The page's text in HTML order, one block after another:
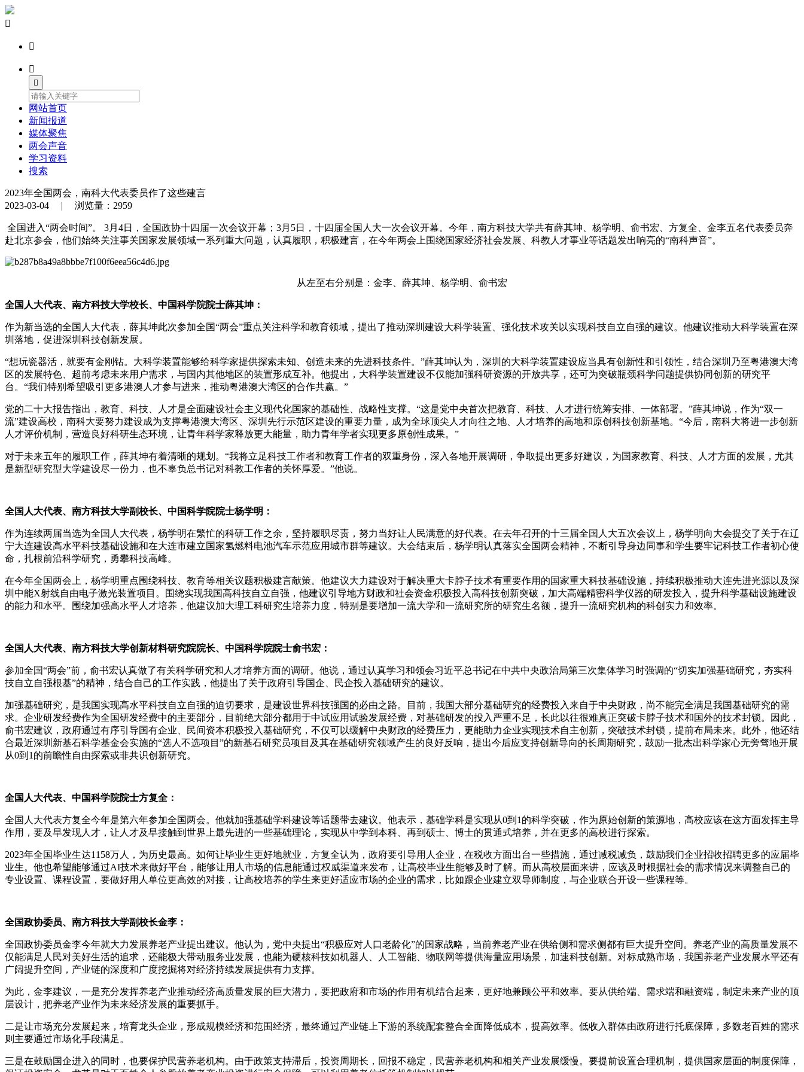




网站首页
新闻报道
媒体聚焦
两会声音
学习资料
搜索
2023年全国两会，南科大代表委员作了这些建言
2023-03-04 | 浏览量：2959
全国进入“两会时间”。 3月4日，全国政协十四届一次会议开幕；3月5日，十四届全国人大一次会议开幕。今年，南方科技大学共有薛其坤、杨学明、俞书宏、方复全、金李五名代表委员奔
赴北京参会，他们始终关注事关国家发展领域一系列重大问题，认真履职，积极建言，在今年两会上围绕国家经济社会发展、科教人才事业等话题发出响亮的“南科声音”。
从左至右分别是：金李、薛其坤、杨学明、俞书宏
全国人大代表、南方科技大学校长、中国科学院院士薛其坤：
作为新当选的全国人大代表，薛其坤此次参加全国“两会”重点关注科学和教育领域，提出了推动深圳建设大科学装置、强化技术攻关以实现科技自立自强的建议。他建议推动大科学装置在深
圳落地，促进深圳科技创新发展。
“想玩瓷器活，就要有金刚钻。大科学装置能够给科学家提供探索未知、创造未来的先进科技条件。”薛其坤认为，深圳的大科学装置建设应当具有创新性和引领性，结合深圳乃至粤港澳大湾
区的发展特色、超前考虑未来用户需求，与国内其他地区的装置形成互补。他提出，大科学装置建设不仅能加强科研资源的开放共享，还可为突破瓶颈科学问题提供协同创新的研究平
台。“我们特别希望吸引更多港澳人才参与进来，推动粤港澳大湾区的合作共赢。”
党的二十大报告指出，教育、科技、人才是全面建设社会主义现代化国家的基础性、战略性支撑。“这是党中央首次把教育、科技、人才进行统筹安排、一体部署。”薛其坤说，作为“双一
流”建设高校，南科大要努力建设成为支撑粤港澳大湾区、深圳先行示范区建设的重要力量，成为全球顶尖人才向往之地、人才培养的高地和原创科技创新基地。“今后，南科大将进一步创新
人才评价机制，营造良好科研生态环境，让青年科学家释放更大能量，助力青年学者实现更多原创性成果。”
对于未来五年的履职工作，薛其坤有着清晰的规划。“我将立足科技工作者和教育工作者的双重身份，深入各地开展调研，争取提出更多好建议，为国家教育、科技、人才方面的发展，尤其
是新型研究型大学建设尽一份力，也不辜负总书记对科教工作者的关怀厚爱。”他说。
全国人大代表、南方科技大学副校长、中国科学院院士杨学明：
作为连续两届当选为全国人大代表，杨学明在繁忙的科研工作之余，坚持履职尽责，努力当好让人民满意的好代表。在去年召开的十三届全国人大五次会议上，杨学明向大会提交了关于在辽
宁大连建设高水平科技基础设施和在大连市建立国家氢燃料电池汽车示范应用城市群等建议。大会结束后，杨学明认真落实全国两会精神，不断引导身边同事和学生要牢记科技工作者初心使
命，扎根前沿科学研究，勇攀科技高峰。
在今年全国两会上，杨学明重点围绕科技、教育等相关议题积极建言献策。他建议大力建设对于解决重大卡脖子技术有重要作用的国家重大科技基础设施，持续积极推动大连先进光源以及深
圳中能X射线自由电子激光装置项目。围绕实现我国高科技自立自强，他建议引导地方财政和社会资金积极投入高科技创新突破，加大高端精密科学仪器的研发投入，提升科学基础设施建设
的能力和水平。围绕加强高水平人才培养，他建议加大理工科研究生培养力度，特别是要增加一流大学和一流研究所的研究生名额，提升一流研究机构的科创实力和效率。
全国人大代表、南方科技大学创新材料研究院院长、中国科学院院士俞书宏：
参加全国“两会”前，俞书宏认真做了有关科学研究和人才培养方面的调研。他说，通过认真学习和领会习近平总书记在中共中央政治局第三次集体学习时强调的“切实加强基础研究，夯实科
技自立自强根基”的精神，结合自己的工作实践，他提出了关于政府引导国企、民企投入基础研究的建议。
加强基础研究，是我国实现高水平科技自立自强的迫切要求，是建设世界科技强国的必由之路。目前，我国大部分基础研究的经费投入来自于中央财政，尚不能完全满足我国基础研究的需
求。企业研发经费作为全国研发经费中的主要部分，目前绝大部分都用于中试应用试验发展经费，对基础研发的投入严重不足，长此以往很难真正突破卡脖子技术和国外的技术封锁。因此，
俞书宏建议，政府通过有序引导国有企业、民间资本积极投入基础研究，不仅可以缓解中央财政的经费压力，更能助力企业实现技术自主创新，突破技术封锁，提前布局未来。此外，他还结
合最近深圳新基石科学基金会实施的“选人不选项目”的新基石研究员项目及其在基础研究领域产生的良好反响，提出今后应支持创新导向的长周期研究，鼓励一批杰出科学家心无旁骛地开展
从0到1的前瞻性自由探索或非共识创新研究。
全国人大代表、中国科学院院士方复全：
全国人大代表方复全今年是第六年参加全国两会。他就加强基础学科建设等话题带去建议。他表示，基础学科是实现从0到1的科学突破，作为原始创新的策源地，高校应该在这方面发挥主导
作用，要及早发现人才，让人才及早接触到世界上最先进的一些基础理论，实现从中学到本科、再到硕士、博士的贯通式培养，并在更多的高校进行探索。
2023年全国毕业生达1158万人，为历史最高。如何让毕业生更好地就业，方复全认为，政府要引导用人企业，在税收方面出台一些措施，通过减税减负，鼓励我们企业招收招聘更多的应届毕
业生。他也希望能够通过AI技术来做好平台，能够让用人市场的信息能通过权威渠道来发布，让高校毕业生能够及时了解。而从高校层面来讲，应该及时根据社会的需求情况来调整自己的
专业设置、课程设置，要做好用人单位更高效的对接，让高校培养的学生来更好适应市场的企业的需求，比如跟企业建立双导师制度，与企业联合开设一些课程等。
全国政协委员、南方科技大学副校长金李：
全国政协委员金李今年就大力发展养老产业提出建议。他认为，党中央提出“积极应对人口老龄化”的国家战略，当前养老产业在供给侧和需求侧都有巨大提升空间。养老产业的高质量发展不
仅能满足人民对美好生活的追求，还能极大带动服务业发展，也能为硬核科技如机器人、人工智能、物联网等提供海量应用场景，加速科技创新。对标成熟市场，我国养老产业发展水平还有
广阔提升空间，产业链的深度和广度挖掘将对经济持续发展提供有力支撑。
为此，金李建议，一是充分发挥养老产业推动经济高质量发展的巨大潜力，要把政府和市场的作用有机结合起来，更好地兼顾公平和效率。要从供给端、需求端和融资端，制定未来产业的顶
层设计，把养老产业作为未来经济发展的重要抓手。
二是让市场充分发展起来，培育龙头企业，形成规模经济和范围经济，最终通过产业链上下游的系统配套整合全面降低成本，提高效率。低收入群体由政府进行托底保障，多数老百姓的需求
则主要通过市场化手段满足。
三是在鼓励国企进入的同时，也要保护民营养老机构。由于政策支持滞后，投资周期长，回报不稳定，民营养老机构和相关产业发展缓慢。要提前设置合理机制，提供国家层面的制度保障，